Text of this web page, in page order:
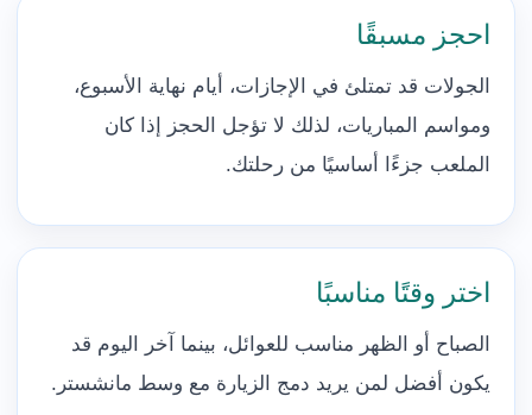
احجز مسبقًا
الجولات قد تمتلئ في الإجازات، أيام نهاية الأسبوع،
ومواسم المباريات، لذلك لا تؤجل الحجز إذا كان
الملعب جزءًا أساسيًا من رحلتك.
اختر وقتًا مناسبًا
الصباح أو الظهر مناسب للعوائل، بينما آخر اليوم قد
يكون أفضل لمن يريد دمج الزيارة مع وسط مانشستر.